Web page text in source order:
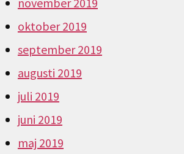
oktober 2019
september 2019
augusti 2019
juli 2019
juni 2019
maj 2019